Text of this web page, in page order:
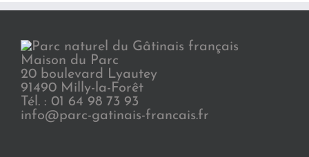
Maison du Parc
20 boulevard Lyautey
91490 Milly-la-Forêt
Tél. : 01 64 98 73 93
info@parc-gatinais-francais.fr